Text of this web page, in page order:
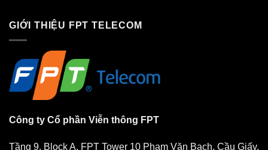
GIỚI THIỆU FPT TELECOM
Công ty Cổ phần Viễn thông FPT
Tầng 9, Block A, FPT Tower 10 Phạm Văn Bạch, Cầu Giấy,